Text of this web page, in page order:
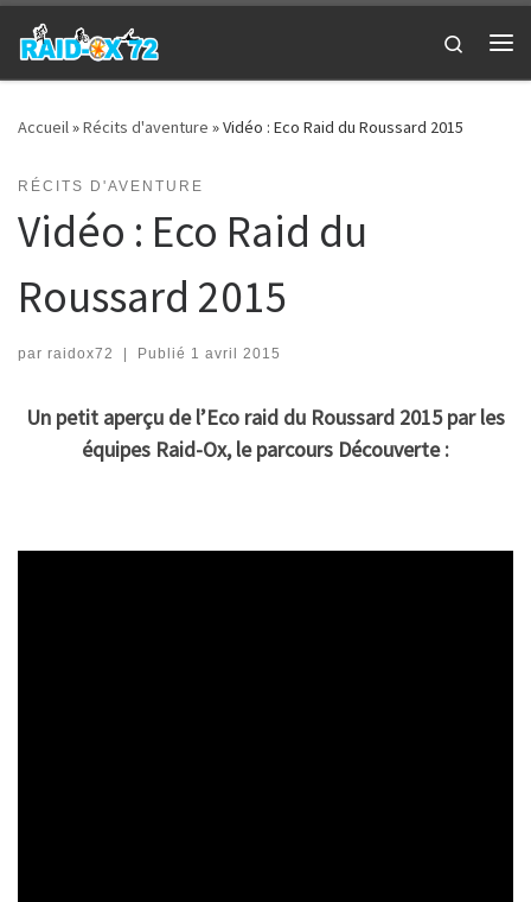
Passer au contenu
Search
Accueil»Récits d'aventure »Vidéo : Eco Raid du Roussard 2015
RÉCITS D'AVENTURE
Vidéo : Eco Raid du
Roussard 2015
par raidox72 | Publié 1 avril 2015
Un petit aperçu de l’Eco raid du Roussard 2015 par les
équipes Raid-Ox, le parcours Découverte :